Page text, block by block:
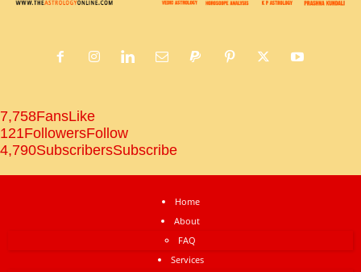
7,758FansLike
121FollowersFollow
4,790SubscribersSubscribe
Home
About
FAQ
Services